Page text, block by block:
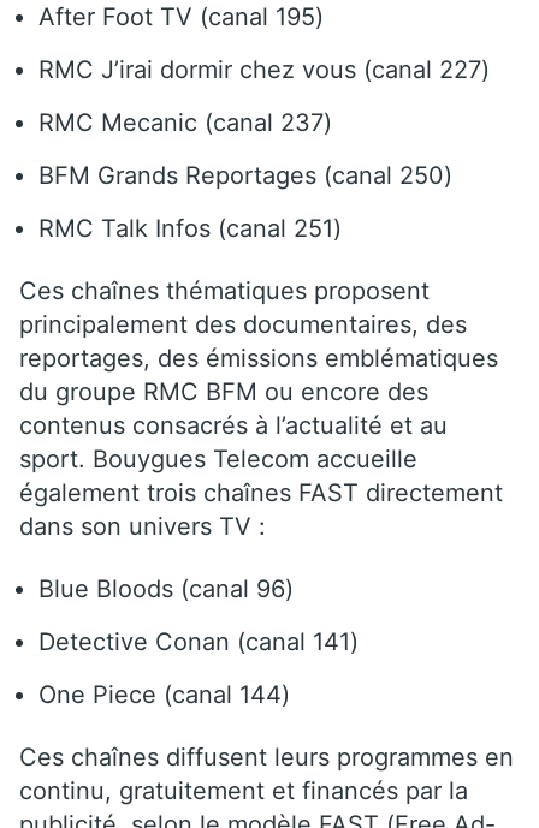
After Foot TV (canal 195)
RMC J’irai dormir chez vous (canal 227)
RMC Mecanic (canal 237)
BFM Grands Reportages (canal 250)
RMC Talk Infos (canal 251)
Ces chaînes thématiques proposent
principalement des documentaires, des
reportages, des émissions emblématiques
du groupe RMC BFM ou encore des
contenus consacrés à l’actualité et au
sport. Bouygues Telecom accueille
également trois chaînes FAST directement
dans son univers TV :
Blue Bloods (canal 96)
Detective Conan (canal 141)
One Piece (canal 144)
Ces chaînes diffusent leurs programmes en
continu, gratuitement et financés par la